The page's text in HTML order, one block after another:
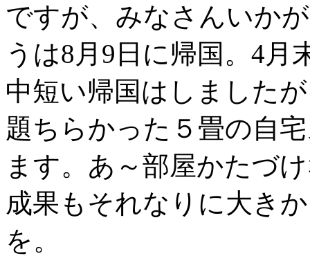
ですが、みなさんいか
うは8月9日に帰国。4月
中短い帰国はしました
題ちらかった５畳の自
ます。あ～部屋かたづ
成果もそれなりに大き
を。